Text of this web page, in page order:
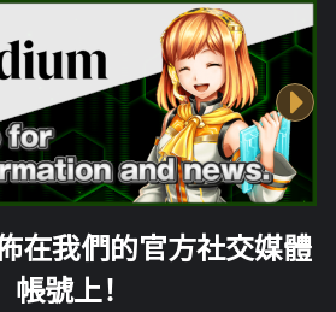
在我們的官方社交媒體
帳號上！